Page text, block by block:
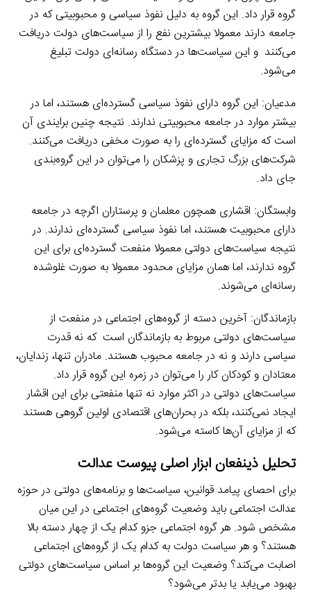
گروه قرار داد. این گروه به دلیل نفوذ سیاسی و محبوبیتی که در
جامعه دارند معمولا بیشترین نفع را از سیاست‌های دولت دریافت
می‌کنند و این سیاست‌ها در دستگاه رسانه‌ای دولت تبلیغ
می‌شود.
مدعیان: این گروه دارای نفوذ سیاسی گسترده‌ای هستند، اما در
بیشتر موارد در جامعه محبوبیتی ندارند. نتیجه چنین برایندی آن
است که مزایای گسترده‌ای را به صورت مخفی دریافت می‌کنند.
شرکت‌های بزرگ تجاری و پزشکان را می‌توان در این گروه‌بندی
جای داد.
وابستگان: اقشاری همچون معلمان و پرستاران اگرچه در جامعه
دارای محبوبیت هستند، اما نفوذ سیاسی گسترده‌ای ندارند. در
نتیجه سیاست‌های دولتی معمولا منفعت گسترده‌ای برای این
گروه ندارند، اما همان مزایای محدود معمولا به صورت غلوشده
رسانه‌ای می‌شوند.
بازماندگان: آخرین دسته از گروه‌های اجتماعی در منفعت از
سیاست‌های دولتی مربوط به بازماندگان است که نه قدرت
سیاسی دارند و نه در جامعه محبوب هستند. مادران تنها، زندایان،
معتادان و کودکان کار را می‌توان در زمره این گروه قرار داد.
سیاست‌های دولتی در اکثر موارد نه تنها منفعتی برای این اقشار
ایجاد نمی‌کنند، بلکه در بحران‌های اقتصادی اولین گروهی هستند
که از مزایای آن‌ها کاسته می‌شود.
تحلیل ذینفعان ابزار اصلی پیوست عدالت
برای احصای پیامد قوانین، سیاست‌ها و برنامه‌های دولتی در حوزه
عدالت اجتماعی باید وضعیت گروه‌های اجتماعی در این میان
مشخص شود. هر گروه اجتماعی جزو کدام یک از چهار دسته بالا
هستند؟ و هر سیاست دولت به کدام یک از گروه‌های اجتماعی
اصابت می‌کند؟ وضعیت این گروه‌ها بر اساس سیاست‌های دولتی
بهبود می‌یابد یا بدتر می‌شود؟